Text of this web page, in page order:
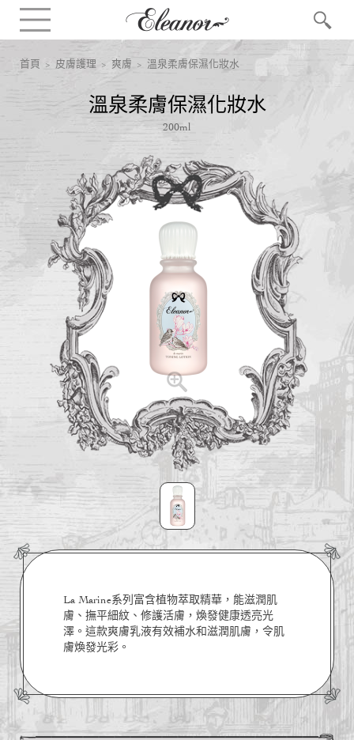
首頁 > 皮膚護理 > 爽膚 > 溫泉柔膚保濕化妝水
溫泉柔膚保濕化妝水
200ml
La Marine系列富含植物萃取精華，能滋潤肌
膚、撫平細紋、修護活膚，煥發健康透亮光
澤。這款爽膚乳液有效補水和滋潤肌膚，令肌
膚煥發光彩。